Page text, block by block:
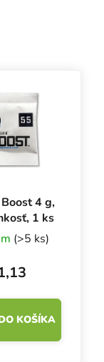
4 g,
1 ks
(>5 ks)
KOŠÍKA